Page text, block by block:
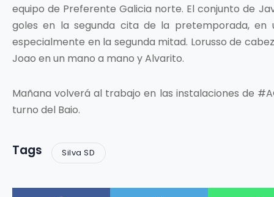
equipo de Preferente Galicia norte. El conjunto de
goles en la segunda cita de la pretemporada, en
especialmente en la segunda mitad. Lorusso de
Joao en un mano a mano y Alvarito.
Mañana volverá al trabajo en las instalaciones de
turno del Baio.
Tags Silva SD